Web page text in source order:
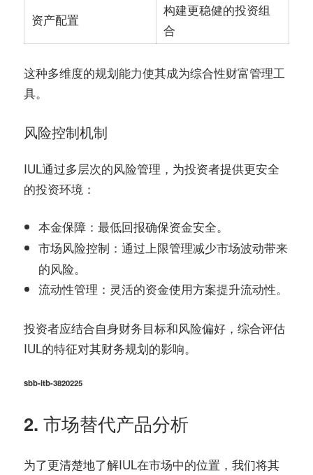
资产配置
构建更稳健的投资组
合
这种多维度的规划能力使其成为综合性财富管理工
具。
风险控制机制
IUL通过多层次的风险管理，为投资者提供更安全
的投资环境：
本金保障 ：最低回报确保资金安全。
市场风险控制 ：通过上限管理减少市场波动带来
的风险。
流动性管理 ：灵活的资金使用方案提升流动性。
投资者应结合自身财务目标和风险偏好，综合评估
IUL的特征对其财务规划的影响。
sbb-itb-3820225
2. 市场替代产品分析
为了更清楚地了解IUL在市场中的位置，我们将其